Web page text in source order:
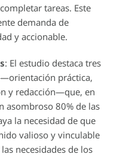
tareas. Este
demanda de
y accionable.
: El estudio destaca tres
práctica,
y redacción—que, en
asombroso 80% de las
la necesidad de que
valioso y vinculable
necesidades de los